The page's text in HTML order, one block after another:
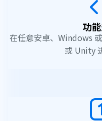
功
在任意安卓、Windows
或 Unity